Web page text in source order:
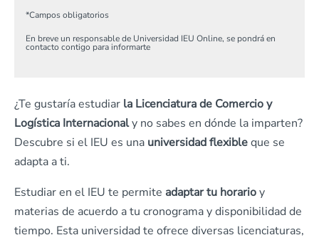
*Campos obligatorios
En breve un responsable de Universidad IEU Online, se pondrá en
contacto contigo para informarte
¿Te gustaría estudiar la Licenciatura de Comercio y
Logística Internacionaly no sabes en dónde la imparten?
Descubre si el IEU es una universidad flexibleque se
adapta a ti.
Estudiar en el IEU te permite adaptar tu horarioy
materias de acuerdo a tu cronograma y disponibilidad de
tiempo. Esta universidad te ofrece diversas licenciaturas,